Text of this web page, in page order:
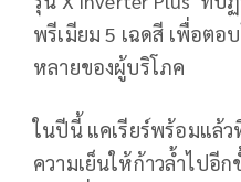
พรีเมียม 5 เฉดสี เพื่อตอ
หลายของผู้บริโภค
ในปีนี้ แคเรียร์พร้อมแล้
ความเย็นให้ก้าวล้ำไปอีก